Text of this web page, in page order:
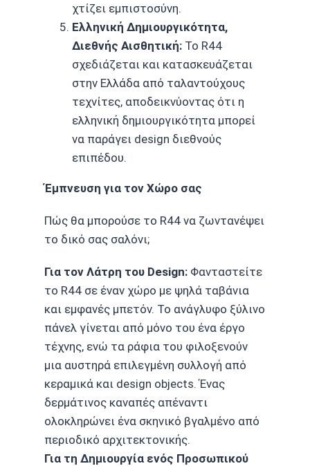
χτίζει εμπιστοσύνη.
Ελληνική Δημιουργικότητα,
Διεθνής Αισθητική: Το R44
σχεδιάζεται και κατασκευάζεται
στην Ελλάδα από ταλαντούχους
τεχνίτες, αποδεικνύοντας ότι η
ελληνική δημιουργικότητα μπορεί
να παράγει design διεθνούς
επιπέδου.
Έμπνευση για τον Χώρο σας
Πώς θα μπορούσε το R44 να ζωντανέψει
το δικό σας σαλόνι;
Για τον Λάτρη του Design: Φανταστείτε
το R44 σε έναν χώρο με ψηλά ταβάνια
και εμφανές μπετόν. Το ανάγλυφο ξύλινο
πάνελ γίνεται από μόνο του ένα έργο
τέχνης, ενώ τα ράφια του φιλοξενούν
μια αυστηρά επιλεγμένη συλλογή από
κεραμικά και design objects. Ένας
δερμάτινος καναπές απέναντι
ολοκληρώνει ένα σκηνικό βγαλμένο από
περιοδικό αρχιτεκτονικής.
Για τη Δημιουργία ενός Προσωπικού